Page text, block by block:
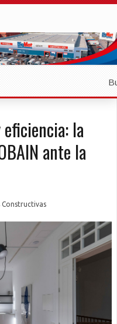
la
ante la
Constructivas